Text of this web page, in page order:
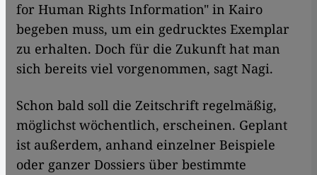
for Human Rights Information" in Kairo
begeben muss, um ein gedrucktes Exemplar
zu erhalten. Doch für die Zukunft hat man
sich bereits viel vorgenommen, sagt Nagi.
Schon bald soll die Zeitschrift regelmäßig,
möglichst wöchentlich, erscheinen. Geplant
ist außerdem, anhand einzelner Beispiele
oder ganzer Dossiers über bestimmte